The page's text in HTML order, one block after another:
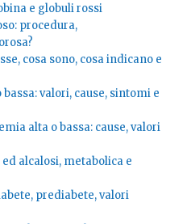
e globuli rossi
procedura,
cosa sono, cosa indicano e
valori, cause, sintomi e
alta o bassa: cause, valori
alcalosi, metabolica e
prediabete, valori